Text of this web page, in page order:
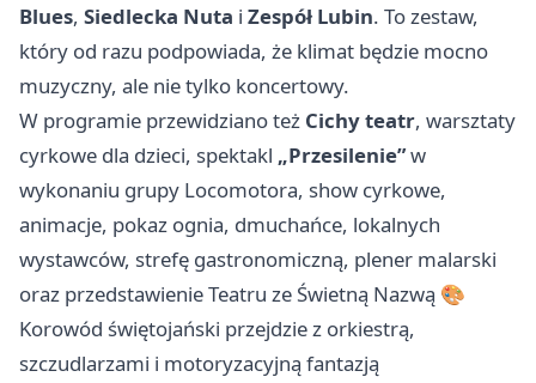
Blues, Siedlecka Nuta i Zespół Lubin. To zestaw,
który od razu podpowiada, że klimat będzie mocno
muzyczny, ale nie tylko koncertowy.
W programie przewidziano też Cichy teatr, warsztaty
cyrkowe dla dzieci, spektakl „Przesilenie”w
wykonaniu grupy Locomotora, show cyrkowe,
animacje, pokaz ognia, dmuchańce, lokalnych
wystawców, strefę gastronomiczną, plener malarski
oraz przedstawienie Teatru ze Świetną Nazwą 🎨
Korowód świętojański przejdzie z orkiestrą,
szczudlarzami i motoryzacyjną fantazją